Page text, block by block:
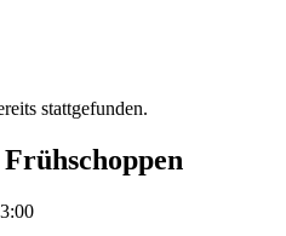
stattgefunden.